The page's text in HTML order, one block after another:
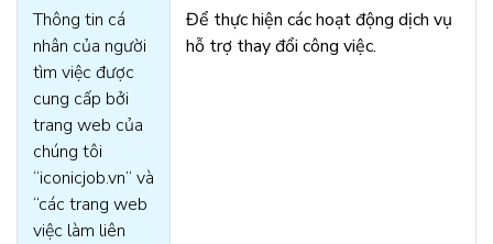
Thông tin cá
nhân của người
tìm việc được
cung cấp bởi
trang web của
chúng tôi
“iconicjob.vn” và
“các trang web
việc làm liên
Để thực hiện các hoạt động dịch vụ
hỗ trợ thay đổi công việc.